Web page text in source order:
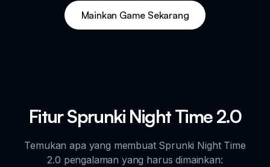
Mainkan Game Sekarang
Fitur Sprunki Night Time 2.0
Temukan apa yang membuat Sprunki Night Time
2.0 pengalaman yang harus dimainkan: